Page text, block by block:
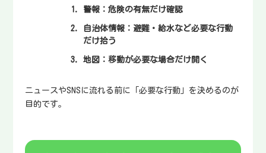
警報 ：危険の有無だけ確認
自治体情報 ：避難・給水など必要な行動
だけ拾う
地図 ：移動が必要な場合だけ開く
ニュースやSNSに流れる前に「必要な行動」を決めるのが
目的です。